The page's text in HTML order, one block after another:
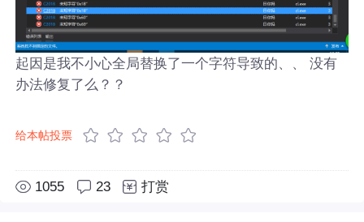
起因是我不小心全局替换了一个字符导致的、、 没有
办法修复了么？？
给本帖投票
1055 23 打赏